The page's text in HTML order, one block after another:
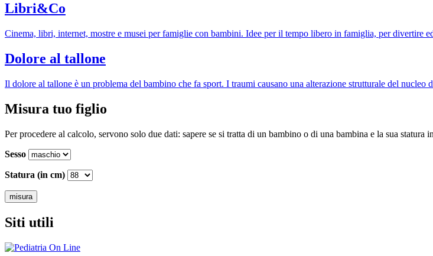
Libri&Co
Cinema, libri, internet, mostre e musei per famiglie con bambini. Idee per il tempo libero in famiglia, per divertire
Dolore al tallone
Il dolore al tallone è un problema del bambino che fa sport. I traumi causano una alterazione strutturale del nucleo
Misura tuo figlio
Per procedere al calcolo, servono solo due dati: sapere se si tratta di un bambino o di una bambina e la sua statura
Sesso
Statura (in cm)
Siti utili